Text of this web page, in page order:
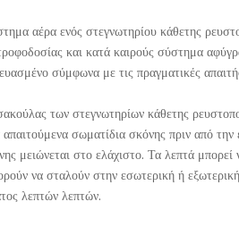
αέρα ενός στεγνωτηρίου κάθετης
και κατά καιρούς σύστημα
σύμφωνα με τις πραγματικές
των στεγνωτηρίων κάθετης
απαιτούμενα σωματίδια σκόνης πριν από
μειώνεται στο ελάχιστο. Τα λεπτά
να σταλούν στην εσωτερική ή
λεπτών λεπτών.